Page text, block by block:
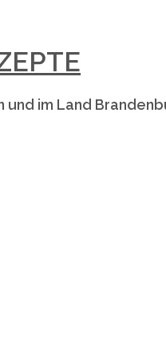
und im Land